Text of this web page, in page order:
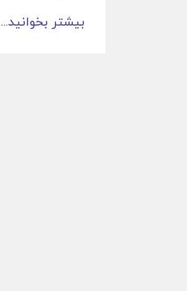
بیشتر بخوانید...